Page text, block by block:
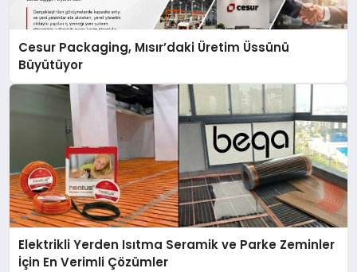
Cesur Packaging, Mısır’daki Üretim Üssünü
Büyütüyor
Elektrikli Yerden Isıtma Seramik ve Parke Zeminler
İçin En Verimli Çözümler